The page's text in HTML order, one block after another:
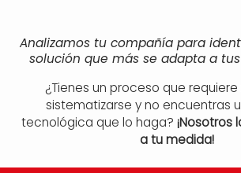
Analizamos tu compañía para
solución que más se adapta a
¿Tienes un proceso que
sistematizarse y no encuentras
tecnológica que lo haga? ¡Nosotros
a tu medida!